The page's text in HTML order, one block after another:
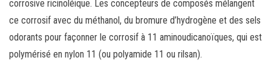
corrosive ricinoléique. Les concepteurs de composés mélangent
ce corrosif avec du méthanol, du bromure d’hydrogène et des sels
odorants pour façonner le corrosif à 11 aminoudicanoïques, qui est
polymérisé en nylon 11 (ou polyamide 11 ou rilsan).